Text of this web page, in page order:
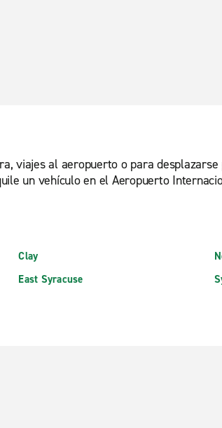
viajes al aeropuerto o para
un vehículo en el Aeropuerto
Clay
East Syracuse